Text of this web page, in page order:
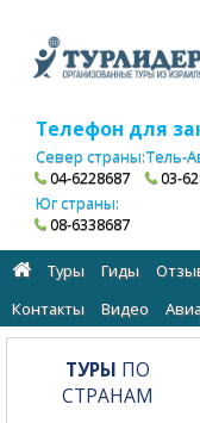
Телефон для
Север страны:
04-6228687
Тель-
03-
Юг страны:
08-6338687
Туры Гиды
Контакты
Видео
ТУРЫ ПО
СТРАНАМ